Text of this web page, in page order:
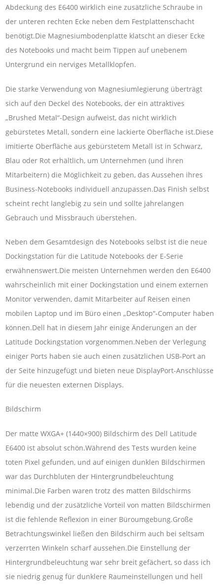
Abdeckung des E6400 wirklich eine zusätzliche Schraube in
der unteren rechten Ecke neben dem Festplattenschacht
benötigt.Die Magnesiumbodenplatte klatscht an dieser Ecke
des Notebooks und macht beim Tippen auf unebenem
Untergrund ein nerviges Metallklopfen.
Die starke Verwendung von Magnesiumlegierung überträgt
sich auf den Deckel des Notebooks, der ein attraktives
„Brushed Metal“-Design aufweist, das nicht wirklich
gebürstetes Metall, sondern eine lackierte Oberfläche ist.Diese
imitierte Oberfläche aus gebürstetem Metall ist in Schwarz,
Blau oder Rot erhältlich, um Unternehmen (und ihren
Mitarbeitern) die Möglichkeit zu geben, das Aussehen ihres
Business-Notebooks individuell anzupassen.Das Finish selbst
scheint recht langlebig zu sein und sollte jahrelangen
Gebrauch und Missbrauch überstehen.
Neben dem Gesamtdesign des Notebooks selbst ist die neue
Dockingstation für die Latitude Notebooks der E-Serie
erwähnenswert.Die meisten Unternehmen werden den E6400
wahrscheinlich mit einer Dockingstation und einem externen
Monitor verwenden, damit Mitarbeiter auf Reisen einen
mobilen Laptop und im Büro einen „Desktop“-Computer haben
können.Dell hat in diesem Jahr einige Änderungen an der
Latitude Dockingstation vorgenommen.Neben der Verlegung
einiger Ports haben sie auch einen zusätzlichen USB-Port an
der Seite hinzugefügt und bieten neue DisplayPort-Anschlüsse
für die neuesten externen Displays.
Bildschirm
Der matte WXGA+ (1440×900) Bildschirm des Dell Latitude
E6400 ist absolut schön.Während des Tests wurden keine
toten Pixel gefunden, und auf einigen dunklen Bildschirmen
war das Durchbluten der Hintergrundbeleuchtung
minimal.Die Farben waren trotz des matten Bildschirms
lebendig und der zusätzliche Vorteil von matten Bildschirmen
ist die fehlende Reflexion in einer Büroumgebung.Große
Betrachtungswinkel ließen den Bildschirm auch bei seltsam
verzerrten Winkeln scharf aussehen.Die Einstellung der
Hintergrundbeleuchtung war sehr breit gefächert, so dass ich
sie niedrig genug für dunklere Raumeinstellungen und hell